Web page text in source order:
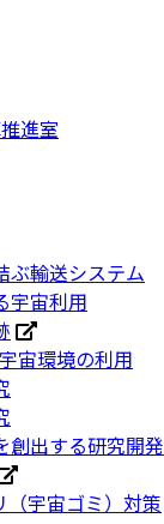
進室
ぶ輸送システム
宇宙利用
宙環境の利用
創出する研究開発
（宇宙ゴミ）対策